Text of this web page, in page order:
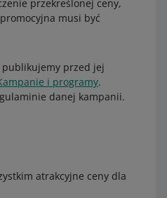
przekreślonej ceny,
musi być
publikujemy przed jej
i programy.
danej kampanii.
atrakcyjne ceny dla